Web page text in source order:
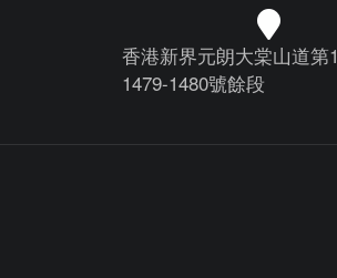
香港新界元朗大棠山道第
1479-1480號餘段